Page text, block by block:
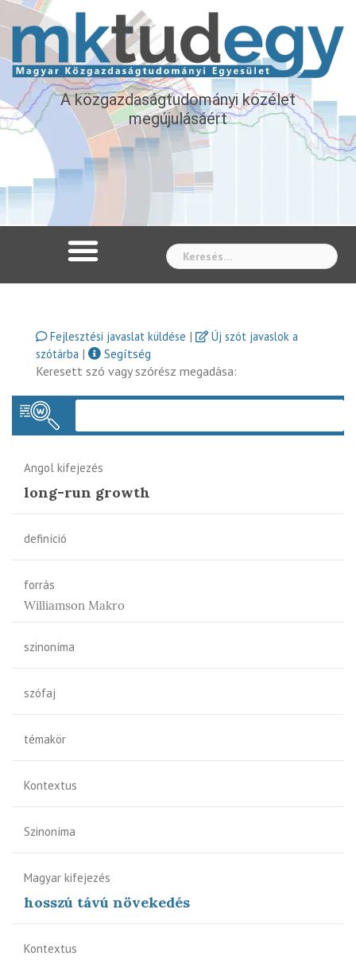
A közgazdaságtudományi közélet
megújulásáért
Fejlesztési javaslat küldése |
Új szót javaslok a
szótárba |
Segítség
Keresett szó vagy szórész megadása:
Angol kifejezés
long-run growth
definíció
forrás
Williamson Makro
szinoníma
szófaj
témakör
Kontextus
Szinoníma
Magyar kifejezés
hosszú távú növekedés
Kontextus